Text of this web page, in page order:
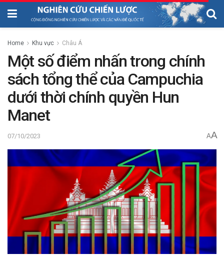
Home Khu vực Châu Á
Một số điểm nhấn trong chính
sách tổng thể của Campuchia
dưới thời chính quyền Hun
Manet
07/10/2023 AA